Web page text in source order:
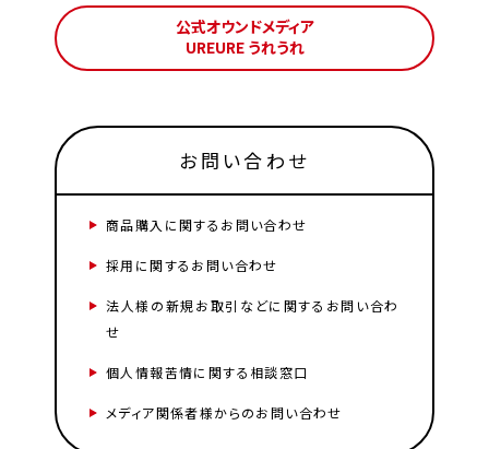
公式オウンドメディア
UREURE うれうれ
お問い合わせ
商品購入に関するお問い合わせ
採用に関するお問い合わせ
法人様の新規お取引などに関するお問い合わ
せ
個人情報苦情に関する相談窓口
メディア関係者様からのお問い合わせ